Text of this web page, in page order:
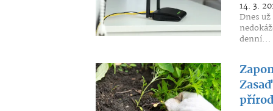
14. 3.
Dnes
denní...